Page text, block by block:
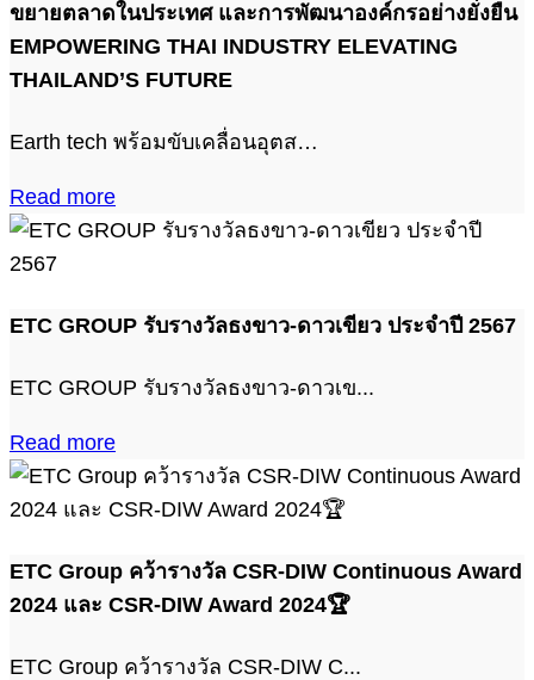
ขยายตลาดในประเทศ และการพัฒนาองค์กรอย่างยั่งยืน
EMPOWERING THAI INDUSTRY ELEVATING
THAILAND’S FUTURE
Earth tech พร้อมขับเคลื่อนอุตส…
Read more
ETC GROUP รับรางวัลธงขาว-ดาวเขียว ประจำปี 2567
ETC GROUP รับรางวัลธงขาว-ดาวเข...
Read more
ETC Group คว้ารางวัล CSR-DIW Continuous Award
2024 และ CSR-DIW Award 2024🏆
ETC Group คว้ารางวัล CSR-DIW C...